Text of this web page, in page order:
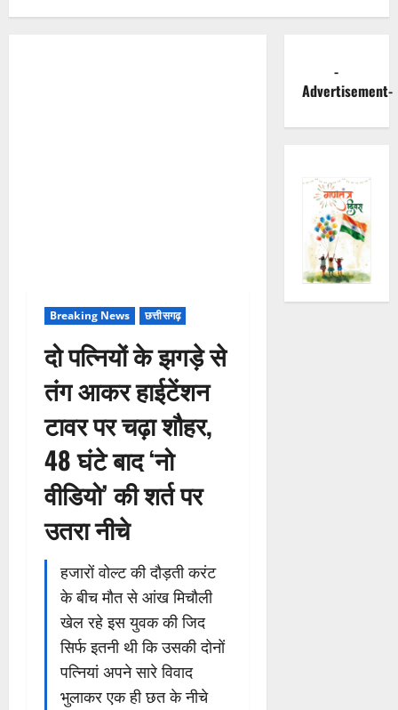
Breaking News छत्तीसगढ़
दो पत्नियों के झगड़े से
तंग आकर हाईटेंशन
टावर पर चढ़ा शौहर,
48 घंटे बाद ‘नो
वीडियो’ की शर्त पर
उतरा नीचे
हजारों वोल्ट की दौड़ती करंट
के बीच मौत से आंख मिचौली
खेल रहे इस युवक की जिद
सिर्फ इतनी थी कि उसकी दोनों
पत्नियां अपने सारे विवाद
भुलाकर एक ही छत के नीचे
-
Advertisement-